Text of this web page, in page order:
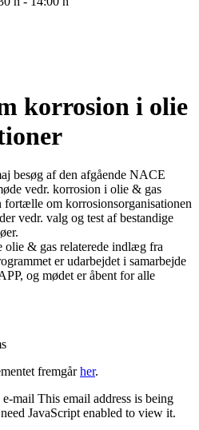
korrosion i olie
besøg af den afgående NACE
vedr. korrosion i olie & gas
fortælle om korrosionsorganisationen
vedr. valg og test af bestandige
& gas relaterede indlæg fra
er udarbejdet i samarbejde
og mødet er åbent for alle
fremgårher.
e-mail This email address is being
JavaScript enabled to view it.